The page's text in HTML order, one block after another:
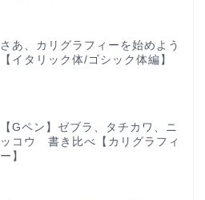
さあ、カリグラフィーを始めよう
【イタリック体/ゴシック体編】
【Gペン】ゼブラ、タチカワ、ニ
ッコウ 書き比べ【カリグラフィ
ー】